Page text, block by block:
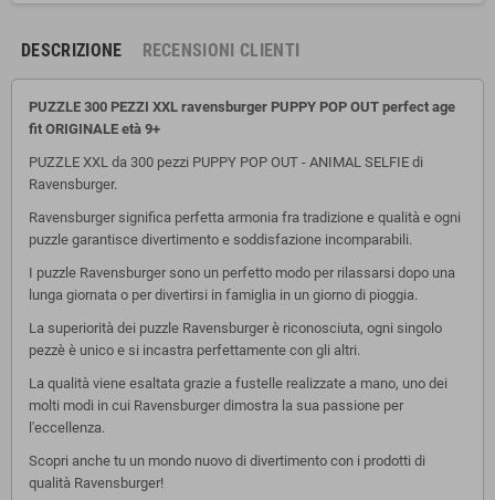
DESCRIZIONE RECENSIONI CLIENTI
PUZZLE 300 PEZZI XXL ravensburger PUPPY POP OUT perfect age
fit ORIGINALE età 9+
PUZZLE XXL da 300 pezzi PUPPY POP OUT - ANIMAL SELFIE di
Ravensburger.
Ravensburger significa perfetta armonia fra tradizione e qualità e ogni
puzzle garantisce divertimento e soddisfazione incomparabili.
I puzzle Ravensburger sono un perfetto modo per rilassarsi dopo una
lunga giornata o per divertirsi in famiglia in un giorno di pioggia.
La superiorità dei puzzle Ravensburger è riconosciuta, ogni singolo
pezzè è unico e si incastra perfettamente con gli altri.
La qualità viene esaltata grazie a fustelle realizzate a mano, uno dei
molti modi in cui Ravensburger dimostra la sua passione per
l'eccellenza.
Scopri anche tu un mondo nuovo di divertimento con i prodotti di
qualità Ravensburger!